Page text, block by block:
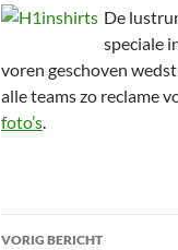
De
speciale
voren geschoven
alle teams zo reclame
foto’s.
Bericht
VORIG BERICHT